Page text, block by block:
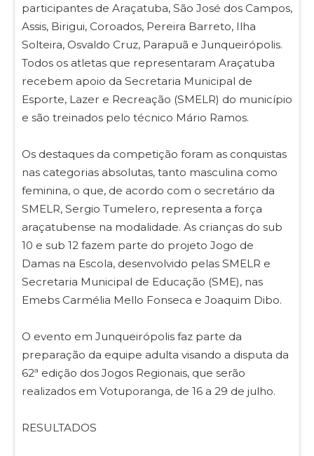
participantes de Araçatuba, São José dos Campos,
Assis, Birigui, Coroados, Pereira Barreto, Ilha
Solteira, Osvaldo Cruz, Parapuã e Junqueirópolis.
Todos os atletas que representaram Araçatuba
recebem apoio da Secretaria Municipal de
Esporte, Lazer e Recreação (SMELR) do município
e são treinados pelo técnico Mário Ramos.
Os destaques da competição foram as conquistas
nas categorias absolutas, tanto masculina como
feminina, o que, de acordo com o secretário da
SMELR, Sergio Tumelero, representa a força
araçatubense na modalidade. As crianças do sub
10 e sub 12 fazem parte do projeto Jogo de
Damas na Escola, desenvolvido pelas SMELR e
Secretaria Municipal de Educação (SME), nas
Emebs Carmélia Mello Fonseca e Joaquim Dibo.
O evento em Junqueirópolis faz parte da
preparação da equipe adulta visando a disputa da
62ª edição dos Jogos Regionais, que serão
realizados em Votuporanga, de 16 a 29 de julho.
RESULTADOS